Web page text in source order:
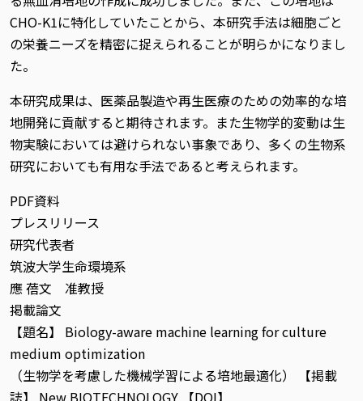
CHO-K1に特化していたことから、本研究手法は細胞ごと
の栄養ニーズを精密に捉えられることが明らかになりまし
た。
本研究成果は、医薬品製造や再生医療のための効率的な培
地開発に貢献すると期待されます。また生物学的変動は生
物実験においては避けられない事象であり、多くの生物系
研究においても有用な手法であると考えられます。
PDF資料
プレスリリース
研究代表者
筑波大学生命環境系
應 蓓文 准教授
掲載論文
【題名】 Biology-aware machine learning for culture
medium optimization
（生物学を考慮した機械学習による培地最適化） 【掲載
誌】 New BIOTECHNOLOGY 【DOI】